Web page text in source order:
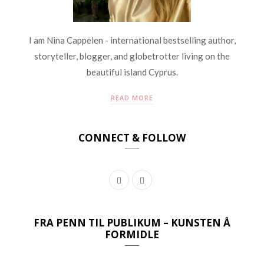
I am Nina Cappelen - international bestselling author,
storyteller, blogger, and globetrotter living on the
beautiful island Cyprus.
READ MORE
CONNECT & FOLLOW
c
e
s
t
FRA PENN TIL PUBLIKUM – KUNSTEN Å
FORMIDLE